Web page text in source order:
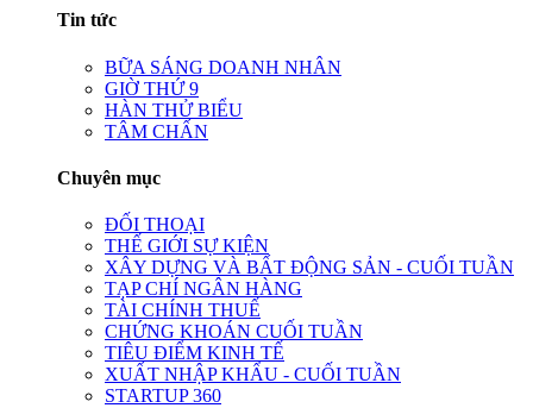
Tin tức
BỮA SÁNG DOANH NHÂN
GIỜ THỨ 9
HÀN THỬ BIỂU
TÂM CHẤN
Chuyên mục
ĐỐI THOẠI
THẾ GIỚI SỰ KIỆN
XÂY DỰNG VÀ BẤT ĐỘNG SẢN - CUỐI TUẦN
TẠP CHÍ NGÂN HÀNG
TÀI CHÍNH THUẾ
CHỨNG KHOÁN CUỐI TUẦN
TIÊU ĐIỂM KINH TẾ
XUẤT NHẬP KHẨU - CUỐI TUẦN
STARTUP 360